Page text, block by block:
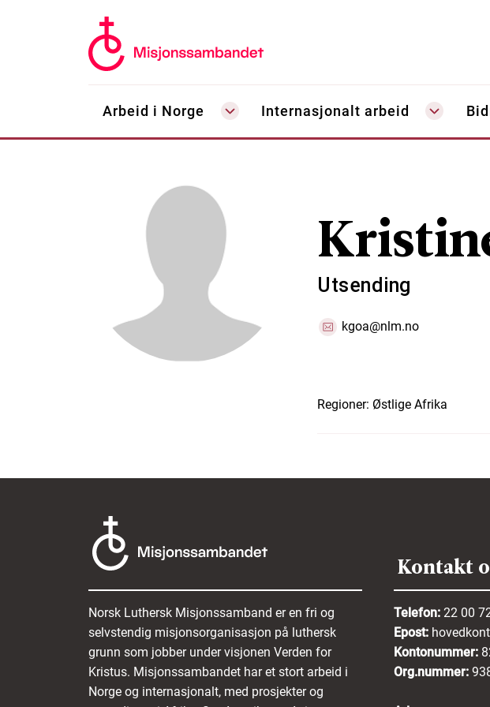
Arbeid i Norge Internasjonalt arbeid
Utsending
kgoa@nlm.no
Regioner: Østlige Afrika
Norsk Luthersk Misjonssamband er en fri og
selvstendig misjonsorganisasjon på luthersk
grunn som jobber under visjonen Verden for
Kristus. Misjonssambandet har et stort arbeid i
Norge og internasjonalt, med prosjekter og
Kontakt
Telefon: 22 00
Epost:
Kontonummer:
Org.nummer: